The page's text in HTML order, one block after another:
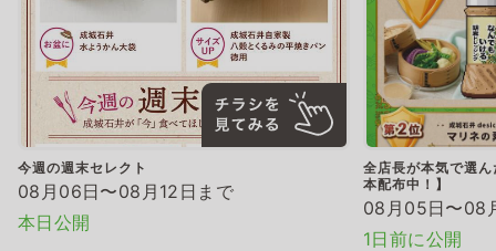
今週の週末セレクト
08月06日〜08月12日まで
本日公開
全店長が本気で選
本配布中！】
08月05日〜08
1日前に公開